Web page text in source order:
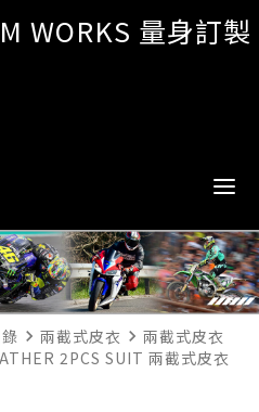
WORKS 量身訂製
navigate_next 兩截式皮衣 navigate_next 兩截式皮衣
2PCS SUIT 兩截式皮衣